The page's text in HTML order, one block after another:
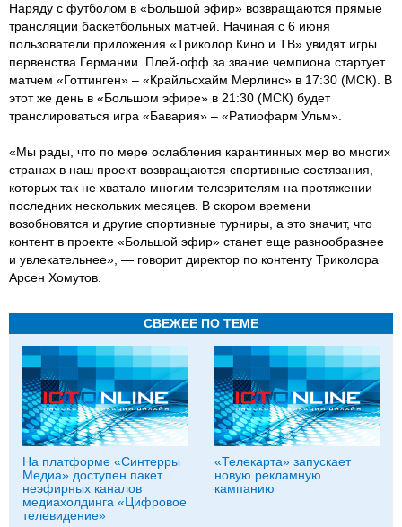
Наряду с футболом в «Большой эфир» возвращаются прямые
трансляции баскетбольных матчей. Начиная с 6 июня
пользователи приложения «Триколор Кино и ТВ» увидят игры
первенства Германии. Плей-офф за звание чемпиона стартует
матчем «Готтинген» – «Крайльсхайм Мерлинс» в 17:30 (МСК). В
этот же день в «Большом эфире» в 21:30 (МСК) будет
транслироваться игра «Бавария» – «Ратиофарм Ульм».
«Мы рады, что по мере ослабления карантинных мер во многих
странах в наш проект возвращаются спортивные состязания,
которых так не хватало многим телезрителям на протяжении
последних нескольких месяцев. В скором времени
возобновятся и другие спортивные турниры, а это значит, что
контент в проекте «Большой эфир» станет еще разнообразнее
и увлекательнее», — говорит директор по контенту Триколора
Арсен Хомутов.
СВЕЖЕЕ ПО ТЕМЕ
На платформе «Синтерры
Медиа» доступен пакет
неэфирных каналов
медиахолдинга «Цифровое
телевидение»
«Телекарта» запускает
новую рекламную
кампанию